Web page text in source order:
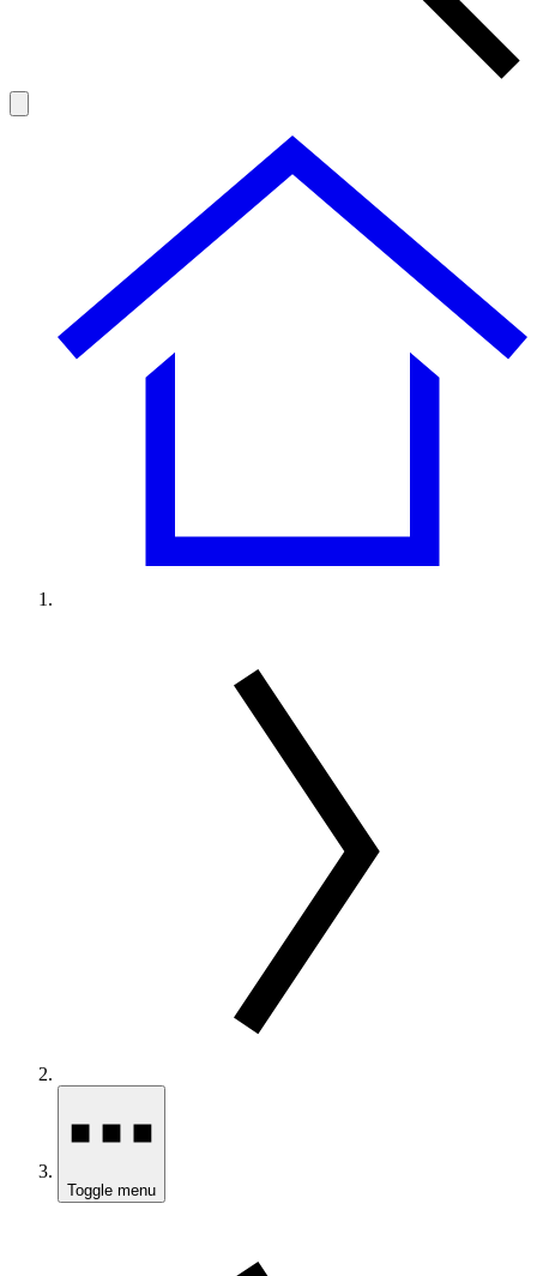
Toggle menu